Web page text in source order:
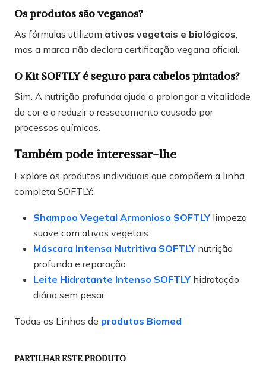
Os produtos são veganos?
As fórmulas utilizam ativos vegetais e biológicos,
mas a marca não declara certificação vegana oficial.
O Kit SOFTLY é seguro para cabelos pintados?
Sim. A nutrição profunda ajuda a prolongar a vitalidade
da cor e a reduzir o ressecamento causado por
processos químicos.
Também pode interessar-lhe
Explore os produtos individuais que compõem a linha
completa SOFTLY:
Shampoo Vegetal Armonioso SOFTLYlimpeza
suave com ativos vegetais
Máscara Intensa Nutritiva SOFTLYnutrição
profunda e reparação
Leite Hidratante Intenso SOFTLY hidratação
diária sem pesar
Todas as Linhas de produtos Biomed
PARTILHAR ESTE PRODUTO